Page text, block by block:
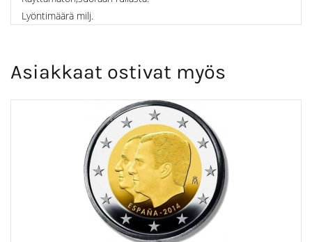
Lyöntimäärä milj.
Asiakkaat ostivat myös